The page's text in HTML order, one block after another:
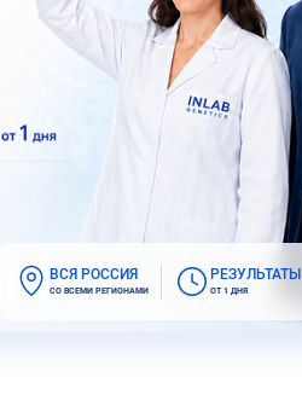
ВСЯ РОССИЯ
СО ВСЕМИ РЕГИОНАМИ
РЕЗУЛЬТАТЫ
ОТ 1 ДНЯ